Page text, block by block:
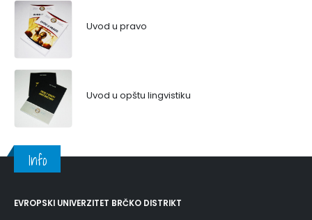
Uvod u pravo
Uvod u opštu lingvistiku
Info
EVROPSKI UNIVERZITET BRČKO DISTRIKT